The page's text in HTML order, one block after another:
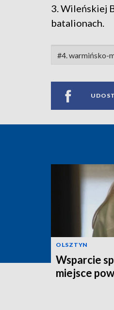
3. Wileńskiej
batalionach.
#4. warmińsko-
OLSZTYN
Wsparcie
miejsce